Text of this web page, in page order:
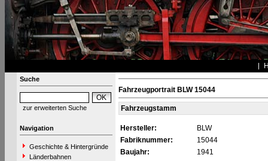
Suche
zur erweiterten Suche
Navigation
Geschichte & Hintergründe
Länderbahnen
Fahrzeugportrait BLW 15044
Fahrzeugstamm
Hersteller:
BLW
Fabriknummer:
15044
Baujahr:
1941